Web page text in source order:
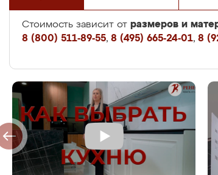
Стоимость зависит от размеров и
8 (800) 511-89-55, 8 (495) 665-24-01, 8